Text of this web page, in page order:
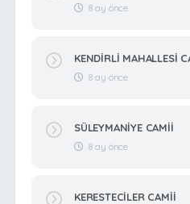
8 ay önce
KENDİRLİ MAHALLESİ
8 ay önce
SÜLEYMANİYE CAMİİ
8 ay önce
KERESTECİLER CAMİİ